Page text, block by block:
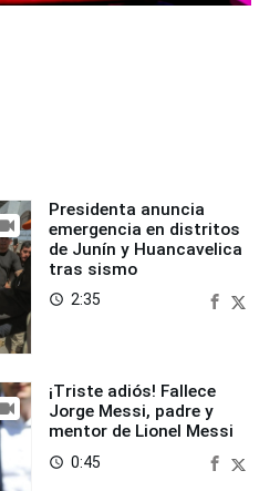
Presidenta anuncia
emergencia en distritos
de Junín y Huancavelica
tras sismo
access_time 2:35
¡Triste adiós! Fallece
Jorge Messi, padre y
mentor de Lionel Messi
access_time 0:45